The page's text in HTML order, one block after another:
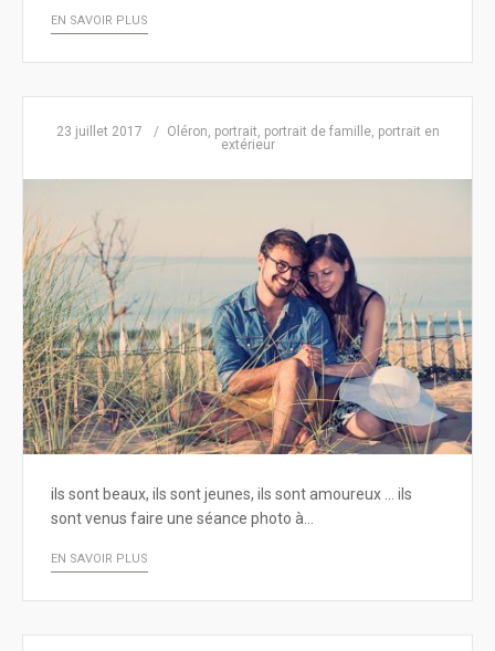
EN SAVOIR PLUS
23 juillet 2017 Oléron, portrait, portrait de famille, portrait en
extérieur
ils sont beaux, ils sont jeunes, ils sont amoureux … ils
sont venus faire une séance photo à…
EN SAVOIR PLUS